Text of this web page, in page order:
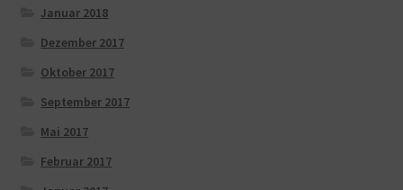
Januar 2018
Dezember 2017
Oktober 2017
September 2017
Mai 2017
Februar 2017